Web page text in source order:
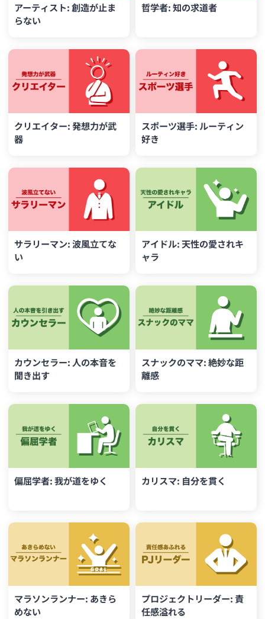
アーティスト: 創造が止ま
らない
哲学者: 知の求道者
クリエイター: 発想力が武
器
スポーツ選手: ルーティン
好き
サラリーマン: 波風立てな
い
アイドル: 天性の愛されキ
ャラ
カウンセラー: 人の本音を
聞き出す
スナックのママ: 絶妙な距
離感
偏屈学者: 我が道をゆく カリスマ: 自分を貫く
マラソンランナー: あきら
めない
プロジェクトリーダー: 責
任感溢れる